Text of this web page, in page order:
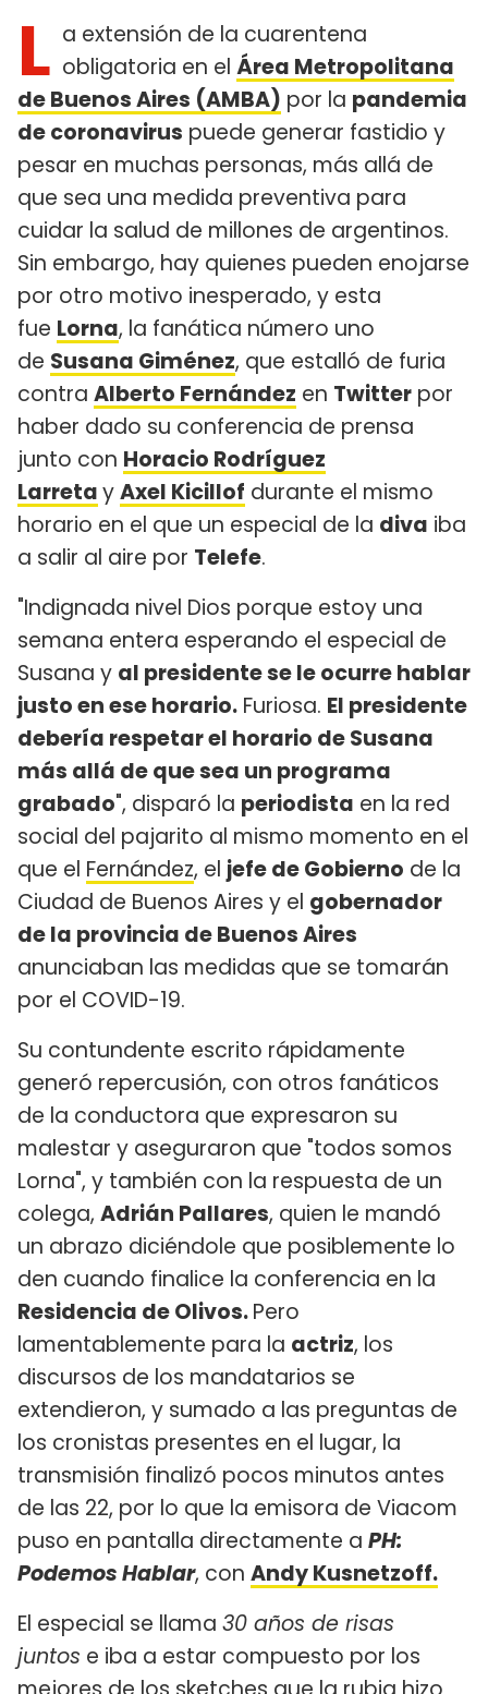
L a extensión de la cuarentena
obligatoria en el Área Metropolitana
de Buenos Aires (AMBA) por la pandemia
de coronavirus puede generar fastidio y
pesar en muchas personas, más allá de
que sea una medida preventiva para
cuidar la salud de millones de argentinos.
Sin embargo, hay quienes pueden enojarse
por otro motivo inesperado, y esta
fue Lorna, la fanática número uno
de Susana Giménez, que estalló de furia
contra Alberto Fernández en Twitter por
haber dado su conferencia de prensa
junto con Horacio Rodríguez
LarretayAxel Kicillof durante el mismo
horario en el que un especial de la diva iba
a salir al aire por Telefe.
"Indignada nivel Dios porque estoy una
semana entera esperando el especial de
Susana y al presidente se le ocurre hablar
justo en ese horario. Furiosa. El presidente
debería respetar el horario de Susana
más allá de que sea un programa
grabado", disparó la periodista en la red
social del pajarito al mismo momento en el
que el Fernández, el jefe de Gobierno de la
Ciudad de Buenos Aires y el gobernador
de la provincia de Buenos Aires
anunciaban las medidas que se tomarán
por el COVID-19.
Su contundente escrito rápidamente
generó repercusión, con otros fanáticos
de la conductora que expresaron su
malestar y aseguraron que "todos somos
Lorna", y también con la respuesta de un
colega, Adrián Pallares, quien le mandó
un abrazo diciéndole que posiblemente lo
den cuando finalice la conferencia en la
Residencia de Olivos.Pero
lamentablemente para la actriz, los
discursos de los mandatarios se
extendieron, y sumado a las preguntas de
los cronistas presentes en el lugar, la
transmisión finalizó pocos minutos antes
de las 22, por lo que la emisora de Viacom
puso en pantalla directamente a PH:
Podemos Hablar, con Andy Kusnetzoff.
El especial se llama 30 años de risas
juntos e iba a estar compuesto por los